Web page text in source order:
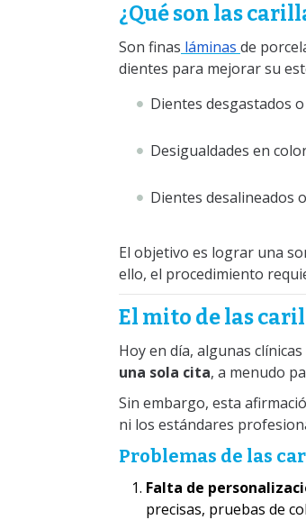
¿Qué son las
Son finas láminas de
dientes para mejorar su
Dientes desgastados
Desigualdades en
Dientes desalineados
El objetivo es lograr una
ello, el procedimiento
El mito de las
Hoy en día, algunas
una sola cita, a menudo
Sin embargo, esta
ni los estándares
Problemas de las
Falta de
precisas, pruebas de